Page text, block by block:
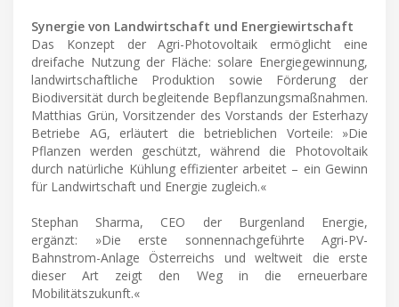
Synergie von Landwirtschaft und Energiewirtschaft
Das Konzept der Agri-Photovoltaik ermöglicht eine
dreifache Nutzung der Fläche: solare Energiegewinnung,
landwirtschaftliche Produktion sowie Förderung der
Biodiversität durch begleitende Bepflanzungsmaßnahmen.
Matthias Grün, Vorsitzender des Vorstands der Esterhazy
Betriebe AG, erläutert die betrieblichen Vorteile: »Die
Pflanzen werden geschützt, während die Photovoltaik
durch natürliche Kühlung effizienter arbeitet – ein Gewinn
für Landwirtschaft und Energie zugleich.«
Stephan Sharma, CEO der Burgenland Energie,
ergänzt: »Die erste sonnennachgeführte Agri-PV-
Bahnstrom-Anlage Österreichs und weltweit die erste
dieser Art zeigt den Weg in die erneuerbare
Mobilitätszukunft.«